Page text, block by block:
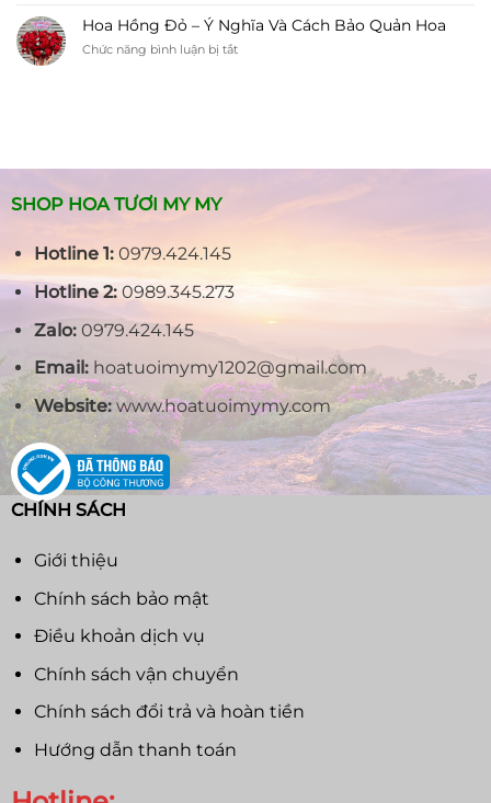
tươi
lâu
Hoa
Khai
Hoa Hồng Đỏ – Ý Nghĩa Và Cách Bảo Quản Hoa
Chức năng bình luận bị tắtở
SHOP HOA TƯƠI MY MY
Hotline 1:0979.424.145
Hotline 2:0989.345.273
Zalo:0979.424.145
Email:hoatuoimymy1202@gmail.com
Website:www.hoatuoimymy.com
CHÍNH SÁCH
Giới thiệu
Chính sách bảo mật
Điều khoản dịch vụ
Chính sách vận chuyển
Chính sách đổi trả và hoàn tiền
Hướng dẫn thanh toán